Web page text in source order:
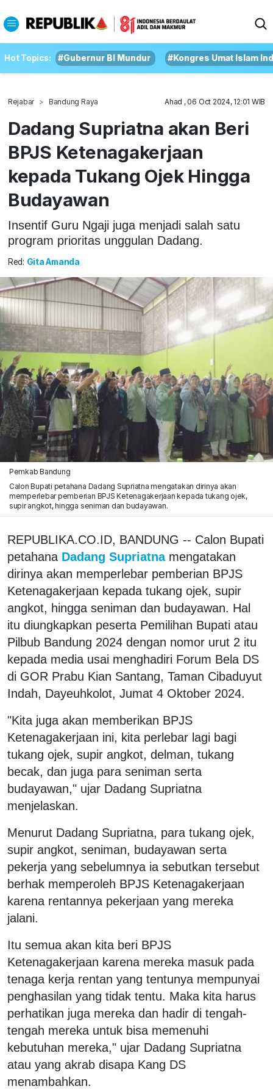
Hot Topics: #Gubernur BI Mundur #Kongres Umat Islam
Rejabar Bandung Raya Ahad , 06 Oct 2024, 12:01 WIB
Dadang Supriatna akan Beri
BPJS Ketenagakerjaan
kepada Tukang Ojek Hingga
Budayawan
Insentif Guru Ngaji juga menjadi salah satu
program prioritas unggulan Dadang.
Red: Gita Amanda
Pemkab Bandung
Calon Bupati petahana Dadang Supriatna mengatakan dirinya akan
memperlebar pemberian BPJS Ketenagakerjaan kepada tukang ojek,
supir angkot, hingga seniman dan budayawan.
REPUBLIKA.CO.ID, BANDUNG -- Calon Bupati
petahana Dadang Supriatna mengatakan
dirinya akan memperlebar pemberian BPJS
Ketenagakerjaan kepada tukang ojek, supir
angkot, hingga seniman dan budayawan. Hal
itu diungkapkan peserta Pemilihan Bupati atau
Pilbub Bandung 2024 dengan nomor urut 2 itu
kepada media usai menghadiri Forum Bela DS
di GOR Prabu Kian Santang, Taman Cibaduyut
Indah, Dayeuhkolot, Jumat 4 Oktober 2024.
"Kita juga akan memberikan BPJS
Ketenagakerjaan ini, kita perlebar lagi bagi
tukang ojek, supir angkot, delman, tukang
becak, dan juga para seniman serta
budayawan," ujar Dadang Supriatna
menjelaskan.
Menurut Dadang Supriatna, para tukang ojek,
supir angkot, seniman, budayawan serta
pekerja yang sebelumnya ia sebutkan tersebut
berhak memperoleh BPJS Ketenagakerjaan
karena rentannya pekerjaan yang mereka
jalani.
Itu semua akan kita beri BPJS
Ketenagakerjaan karena mereka masuk pada
tenaga kerja rentan yang tentunya mempunyai
penghasilan yang tidak tentu. Maka kita harus
perhatikan juga mereka dan hadir di tengah-
tengah mereka untuk bisa memenuhi
kebutuhan mereka," ujar Dadang Supriatna
atau yang akrab disapa Kang DS
menambahkan.